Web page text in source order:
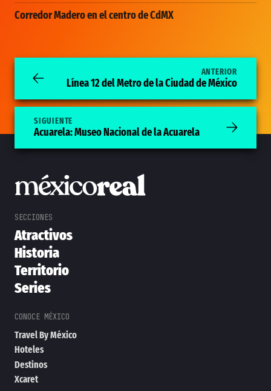
Corredor Madero en el centro de CdMX
ANTERIOR
Línea 12 del Metro de la Ciudad de México
SIGUIENTE
Acuarela: Museo Nacional de la Acuarela
Atractivos
Historia
Territorio
Series
Travel By México
Hoteles
Destinos
Xcaret